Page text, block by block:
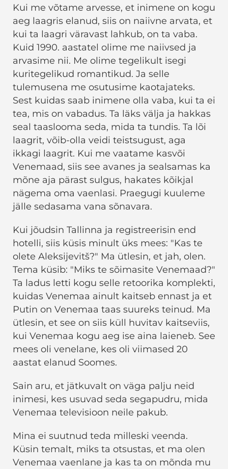
Kui me võtame arvesse, et inimene on kogu
aeg laagris elanud, siis on naiivne arvata, et
kui ta laagri väravast lahkub, on ta vaba.
Kuid 1990. aastatel olime me naiivsed ja
arvasime nii. Me olime tegelikult isegi
kuritegelikud romantikud. Ja selle
tulemusena me osutusime kaotajateks.
Sest kuidas saab inimene olla vaba, kui ta ei
tea, mis on vabadus. Ta läks välja ja hakkas
seal taaslooma seda, mida ta tundis. Ta lõi
laagrit, võib-olla veidi teistsugust, aga
ikkagi laagrit. Kui me vaatame kasvõi
Venemaad, siis see avanes ja sealsamas ka
mõne aja pärast sulgus, hakates kõikjal
nägema oma vaenlasi. Praegugi kuuleme
jälle sedasama vana sõnavara.
Kui jõudsin Tallinna ja registreerisin end
hotelli, siis küsis minult üks mees: "Kas te
olete Aleksijevitš?" Ma ütlesin, et jah, olen.
Tema küsib: "Miks te sõimasite Venemaad?"
Ta ladus letti kogu selle retoorika komplekti,
kuidas Venemaa ainult kaitseb ennast ja et
Putin on Venemaa taas suureks teinud. Ma
ütlesin, et see on siis küll huvitav kaitseviis,
kui Venemaa kogu aeg ise aina laieneb. See
mees oli venelane, kes oli viimased 20
aastat elanud Soomes.
Sain aru, et jätkuvalt on väga palju neid
inimesi, kes usuvad seda segapudru, mida
Venemaa televisioon neile pakub.
Mina ei suutnud teda milleski veenda.
Küsin temalt, miks ta otsustas, et ma olen
Venemaa vaenlane ja kas ta on mõnda mu